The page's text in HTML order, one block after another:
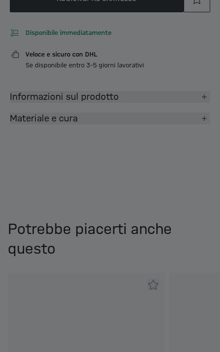
Disponibile immediatamente
Veloce e sicuro con DHL
Se disponibile entro 3-5 giorni lavorativi
Informazioni sul prodotto
Materiale e cura
Potrebbe piacerti anche
questo